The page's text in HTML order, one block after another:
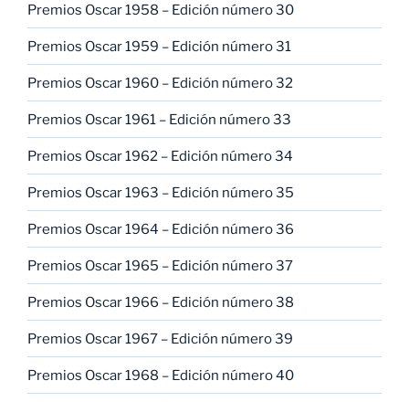
Premios Oscar 1958 – Edición número 30
Premios Oscar 1959 – Edición número 31
Premios Oscar 1960 – Edición número 32
Premios Oscar 1961 – Edición número 33
Premios Oscar 1962 – Edición número 34
Premios Oscar 1963 – Edición número 35
Premios Oscar 1964 – Edición número 36
Premios Oscar 1965 – Edición número 37
Premios Oscar 1966 – Edición número 38
Premios Oscar 1967 – Edición número 39
Premios Oscar 1968 – Edición número 40